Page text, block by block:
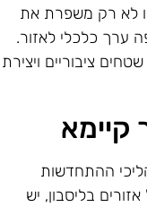
לא רק משפרת את
ערך כלכלי לאזור.
ציבוריים ויצירת
קיימא
ההתחדשות
בליסבון, יש